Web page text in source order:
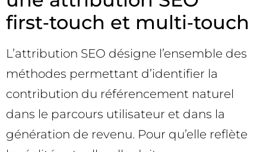
first‑touch et multi‑touch
L’attribution SEO désigne l’ensemble des
méthodes permettant d’identifier la
contribution du référencement naturel
dans le parcours utilisateur et dans la
génération de revenu. Pour qu’elle reflète